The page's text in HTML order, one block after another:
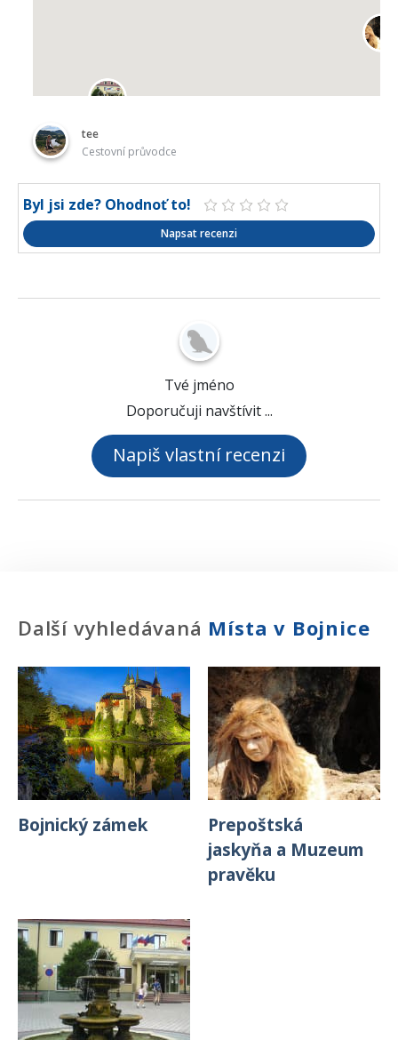
tee
Cestovní průvodce
Byl jsi zde? Ohodnoť to!
Napsat recenzi
Tvé jméno
Doporučuji navštívit ...
Napiš vlastní recenzi
Další vyhledávaná Místav Bojnice
Bojnický zámek
Prepoštská
jaskyňa a Muzeum
pravěku